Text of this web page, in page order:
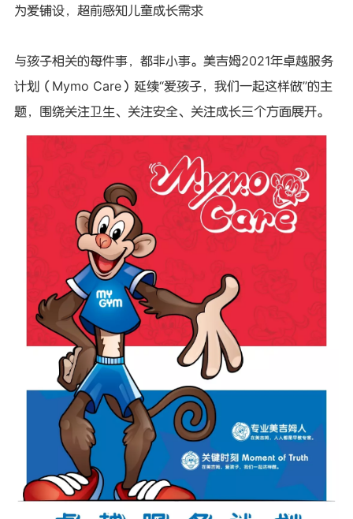
为爱铺设，超前感知儿童成长需求
与孩子相关的每件事，都非小事。美吉姆2021年卓越服务
计划（Mymo Care）延续“爱孩子，我们一起这样做”的主
题，围绕关注卫生、关注安全、关注成长三个方面展开。